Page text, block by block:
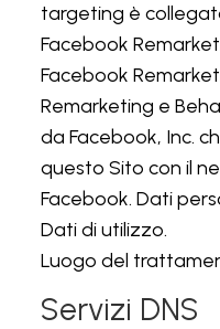
targeting è
Facebook
Facebook
Remarketing e
da Facebook, Inc.
questo Sito con il
Facebook. Dati
Dati di utilizzo.
Luogo del
Servizi DNS